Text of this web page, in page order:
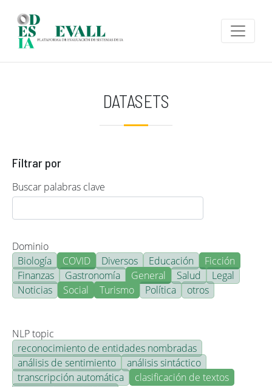
DATASETS
Filtrar por
Buscar palabras clave
Dominio
Biología
COVID Diversos Educación
Ficción
Finanzas
Gastronomía General Salud
Legal
Noticias
Social Turismo Política otros
NLP topic
reconocimiento de entidades nombradas
análisis de sentimiento
análisis sintáctico
transcripción automática
clasificación de textos